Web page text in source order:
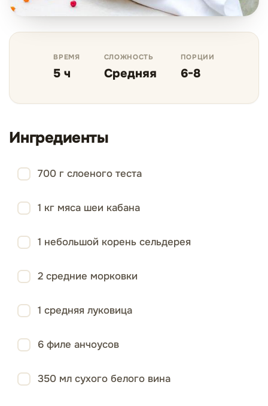
ВРЕМЯ
5 ч
СЛОЖНОСТЬ
Средняя
ПОРЦИИ
6-8
Ингредиенты
700 г слоеного теста
1 кг мяса шеи кабана
1 небольшой корень сельдерея
2 средние морковки
1 средняя луковица
6 филе анчоусов
350 мл сухого белого вина